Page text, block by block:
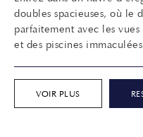
doubles spacieuses, où le
parfaitement avec les
et des piscines
VOIR PLUS